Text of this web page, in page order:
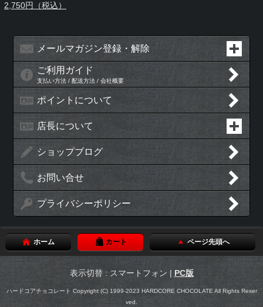
2,750円（税込）
メールマガジン登録・解除
ご利用ガイド
支払い方法 / 配送方法 / 会社概要
ポイントについて
店長について
ショップブログ
お問い合せ
プライバシーポリシー
ホーム カート ページ先頭へ
表示切替 : スマートフォン | PC版
ハードコアチョコレート Copyright (C) 1999-2023 HARDCORE CHOCOLATE All Rights Reser
ved.